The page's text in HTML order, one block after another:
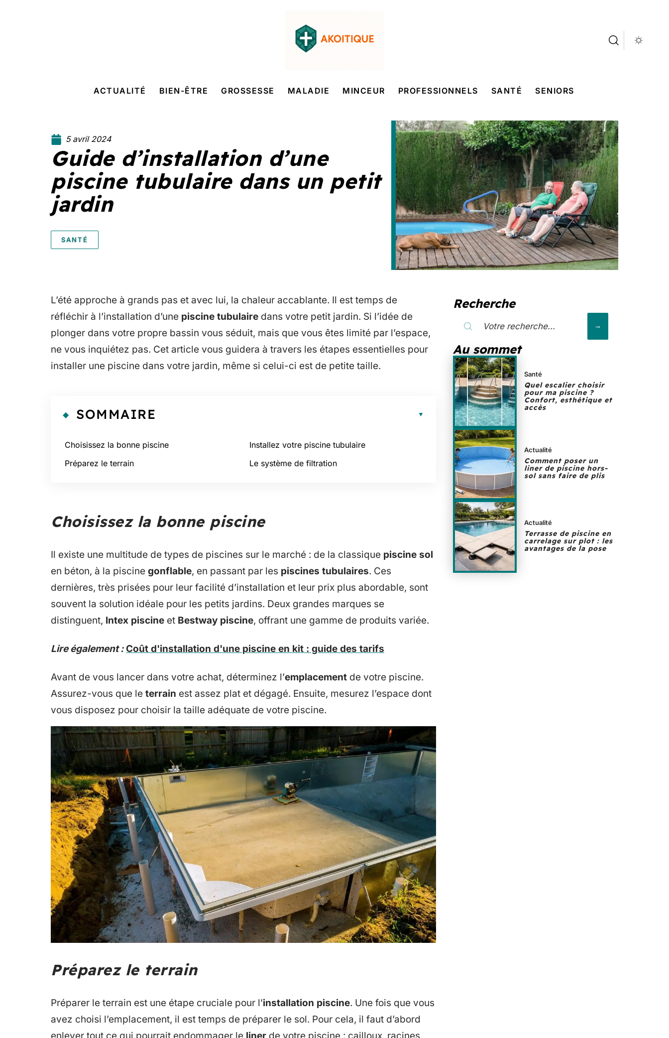
ACTUALITÉ BIEN-ÊTRE GROSSESSE MALADIE MINCEUR PROFESSIONNELS SANTÉ SENIORS
5 avril 2024
Guide d’installation d’une
piscine tubulaire dans un petit
jardin
SANTÉ
L’été approche à grands pas et avec lui, la chaleur accablante. Il est temps de
réfléchir à l’installation d’une piscine tubulaire dans votre petit jardin. Si l’idée de
plonger dans votre propre bassin vous séduit, mais que vous êtes limité par l’espace,
ne vous inquiétez pas. Cet article vous guidera à travers les étapes essentielles pour
installer une piscine dans votre jardin, même si celui-ci est de petite taille.
SOMMAIRE
Choisissez la bonne piscine
Préparez le terrain
Installez votre piscine tubulaire
Le système de filtration
Choisissez la bonne piscine
Il existe une multitude de types de piscines sur le marché : de la classique piscine sol
en béton, à la piscine gonflable, en passant par les piscines tubulaires. Ces
dernières, très prisées pour leur facilité d’installation et leur prix plus abordable, sont
souvent la solution idéale pour les petits jardins. Deux grandes marques se
distinguent, Intex piscine et Bestway piscine, offrant une gamme de produits variée.
Lire également : Coût d'installation d'une piscine en kit : guide des tarifs
Avant de vous lancer dans votre achat, déterminez l’emplacement de votre piscine.
Assurez-vous que le terrain est assez plat et dégagé. Ensuite, mesurez l’espace dont
vous disposez pour choisir la taille adéquate de votre piscine.
Préparez le terrain
Préparer le terrain est une étape cruciale pour l’installation piscine. Une fois que vous
avez choisi l’emplacement, il est temps de préparer le sol. Pour cela, il faut d’abord
enlever tout ce qui pourrait endommager le liner de votre piscine : cailloux, racines,
Recherche
Au sommet
Santé
Quel escalier choisir
pour ma piscine ?
Confort, esthétique et
accès
Actualité
Comment poser un
liner de piscine hors-
sol sans faire de plis
Actualité
Terrasse de piscine en
carrelage sur plot : les
avantages de la pose